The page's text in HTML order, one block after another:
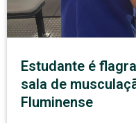
Estudante é
sala de
Fluminense